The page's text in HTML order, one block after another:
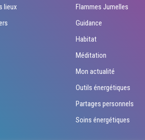
lieux
Flammes Jumelles
Guidance
Habitat
Méditation
Mon actualité
Outils énergétiques
Partages personnels
Soins énergétiques